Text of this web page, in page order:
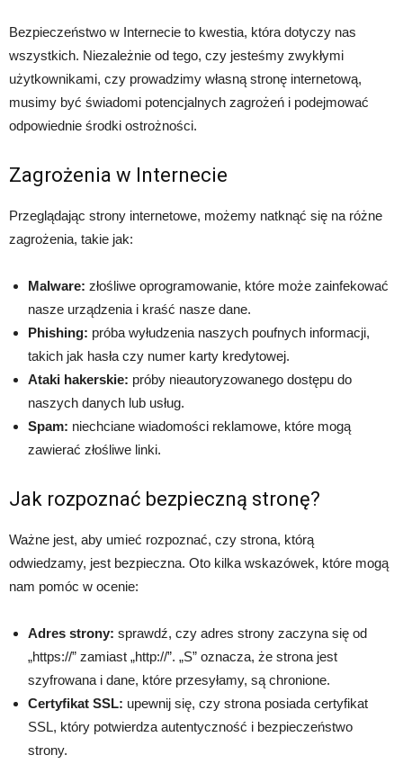
Bezpieczeństwo w Internecie to kwestia, która dotyczy nas
wszystkich. Niezależnie od tego, czy jesteśmy zwykłymi
użytkownikami, czy prowadzimy własną stronę internetową,
musimy być świadomi potencjalnych zagrożeń i podejmować
odpowiednie środki ostrożności.
Zagrożenia w Internecie
Przeglądając strony internetowe, możemy natknąć się na różne
zagrożenia, takie jak:
Malware: złośliwe oprogramowanie, które może zainfekować
nasze urządzenia i kraść nasze dane.
Phishing: próba wyłudzenia naszych poufnych informacji,
takich jak hasła czy numer karty kredytowej.
Ataki hakerskie: próby nieautoryzowanego dostępu do
naszych danych lub usług.
Spam: niechciane wiadomości reklamowe, które mogą
zawierać złośliwe linki.
Jak rozpoznać bezpieczną stronę?
Ważne jest, aby umieć rozpoznać, czy strona, którą
odwiedzamy, jest bezpieczna. Oto kilka wskazówek, które mogą
nam pomóc w ocenie:
Adres strony: sprawdź, czy adres strony zaczyna się od
„https://” zamiast „http://”. „S” oznacza, że strona jest
szyfrowana i dane, które przesyłamy, są chronione.
Certyfikat SSL: upewnij się, czy strona posiada certyfikat
SSL, który potwierdza autentyczność i bezpieczeństwo
strony.